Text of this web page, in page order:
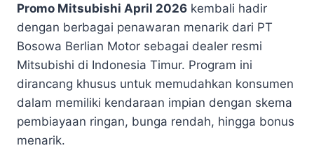
Promo Mitsubishi April 2026 kembali hadir
dengan berbagai penawaran menarik dari PT
Bosowa Berlian Motor sebagai dealer resmi
Mitsubishi di Indonesia Timur. Program ini
dirancang khusus untuk memudahkan konsumen
dalam memiliki kendaraan impian dengan skema
pembiayaan ringan, bunga rendah, hingga bonus
menarik.